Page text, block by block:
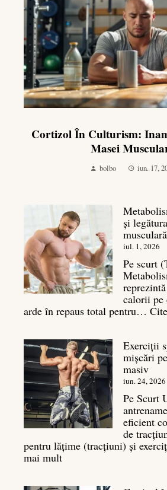
Cortizol În Culturism:
Masei
bolbo iun. 17,
și
musculară
iul. 1, 2026
Pe scurt
calorii pe
arde în repaus total pentru…
Exerciții
mișcări
masiv
iun. 24, 2026
Pe Scurt
eficient
de
pentru lățime (tracțiuni) și
mai mult: